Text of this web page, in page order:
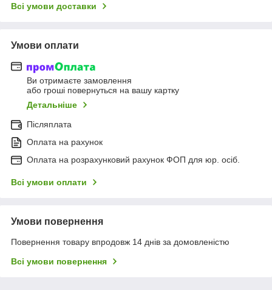
Всі умови доставки
Умови оплати
Ви отримаєте замовлення
або гроші повернуться на вашу картку
Детальніше
Післяплата
Оплата на рахунок
Оплата на розрахунковий рахунок ФОП для юр. осіб.
Всі умови оплати
Умови повернення
Повернення товару впродовж 14 днів за домовленістю
Всі умови повернення